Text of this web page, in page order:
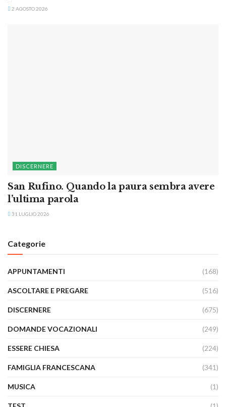
2 AGOSTO 2026
DISCERNERE
San Rufino. Quando la paura sembra avere
l’ultima parola
31 LUGLIO 2026
Categorie
APPUNTAMENTI (168)
ASCOLTARE E PREGARE (516)
DISCERNERE (675)
DOMANDE VOCAZIONALI (249)
ESSERE CHIESA (224)
FAMIGLIA FRANCESCANA (341)
MUSICA (1)